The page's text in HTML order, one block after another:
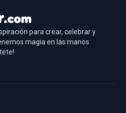
para crear, celebrar y
magia en las manos